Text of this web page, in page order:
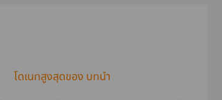
โดเนทสูงสุดของ บทนำ